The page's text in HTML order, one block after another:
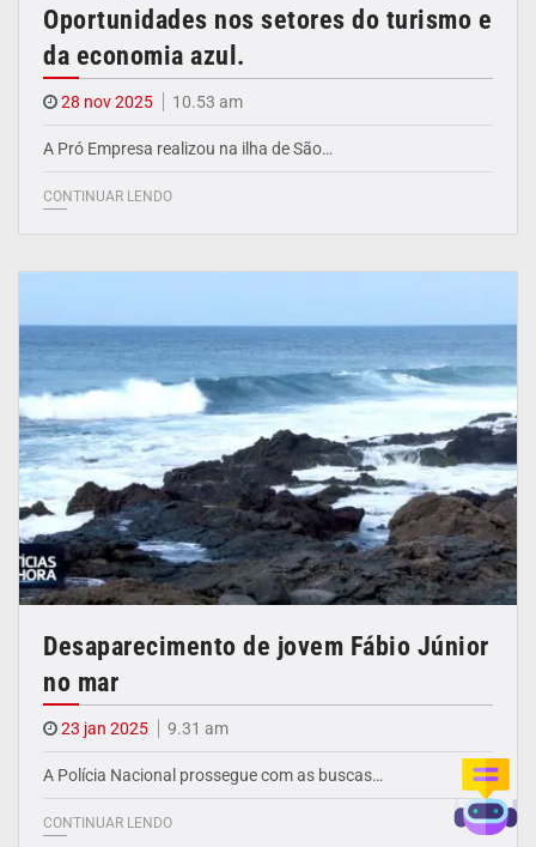
Oportunidades nos setores do turismo e
da economia azul.
28 nov 2025 10.53 am
A Pró Empresa realizou na ilha de São…
CONTINUAR LENDO
Desaparecimento de jovem Fábio Júnior
no mar
23 jan 2025 9.31 am
A Polícia Nacional prossegue com as buscas…
CONTINUAR LENDO